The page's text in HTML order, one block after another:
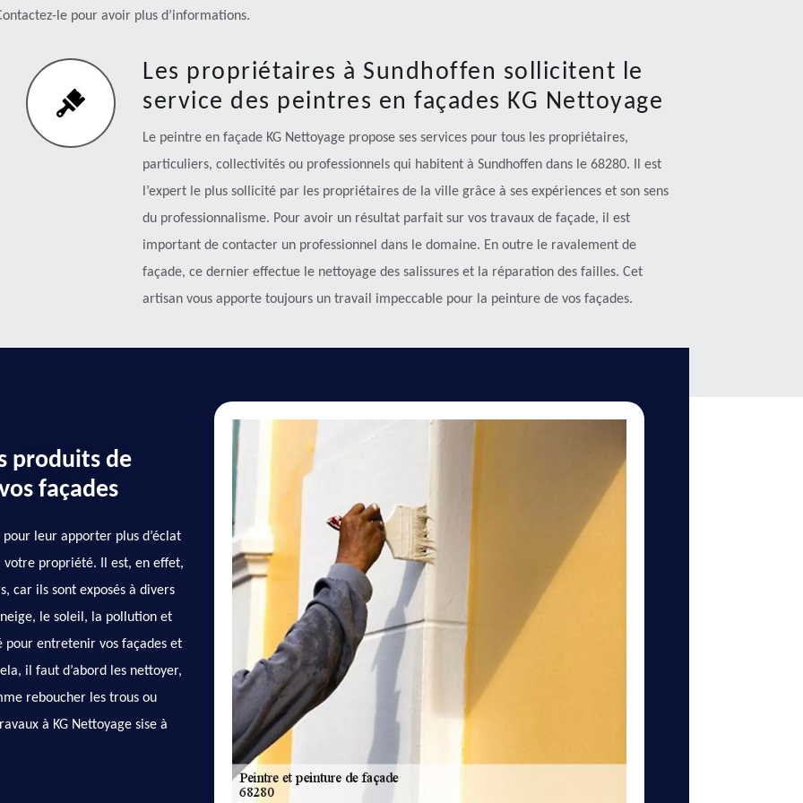
le pour avoir plus d’informations.
Les propriétaires à Sundhoffen sollicitent le
service des peintres en façades KG Nettoyage
Le peintre en façade KG Nettoyage propose ses services pour tous les propriétaires,
particuliers, collectivités ou professionnels qui habitent à Sundhoffen dans le 68280. Il est
l’expert le plus sollicité par les propriétaires de la ville grâce à ses expériences et son sens
du professionnalisme. Pour avoir un résultat parfait sur vos travaux de façade, il est
important de contacter un professionnel dans le domaine. En outre le ravalement de
façade, ce dernier effectue le nettoyage des salissures et la réparation des failles. Cet
artisan vous apporte toujours un travail impeccable pour la peinture de vos façades.
produits de
façades
leur apporter plus d’éclat
votre propriété. Il est, en effet,
car ils sont exposés à divers
le soleil, la pollution et
pour entretenir vos façades et
il faut d’abord les nettoyer,
reboucher les trous ou
à KG Nettoyage sise à